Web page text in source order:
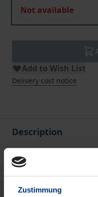
Zustimmung
Not available
Add to Wish List
Delivery cost notice
Description
Die Untersuchung
Bedeutung dem